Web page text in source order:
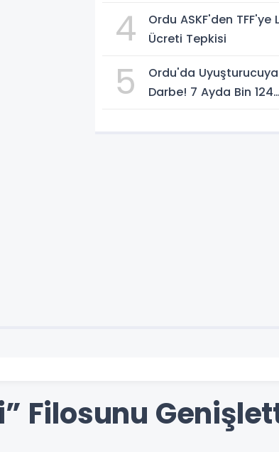
4
Ordu ASKF'den TFF'ye
Ücreti Tepkisi
5
Ordu'da
Darbe! 7 Ayda Bin 124
Filosunu